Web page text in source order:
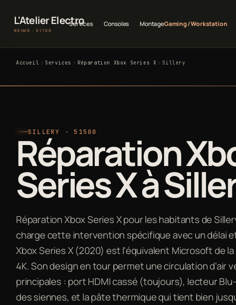
L'Atelier Electro
REIMS · 51100
Services Consoles MontageGaming / Workstation
Accueil Services Réparation Xbox Series X Sillery
SILLERY · 51500
Réparation
Series X à
Réparation Xbox Series X pour les habitants de
charge cette intervention spécifique avec un délai
Xbox Series X (2020) est l'équivalent Microsoft de
4K. Son design en tour permet une circulation d'air
principales : port HDMI cassé (toujours), lecteur
des siennes, et la pâte thermique qui tient bien